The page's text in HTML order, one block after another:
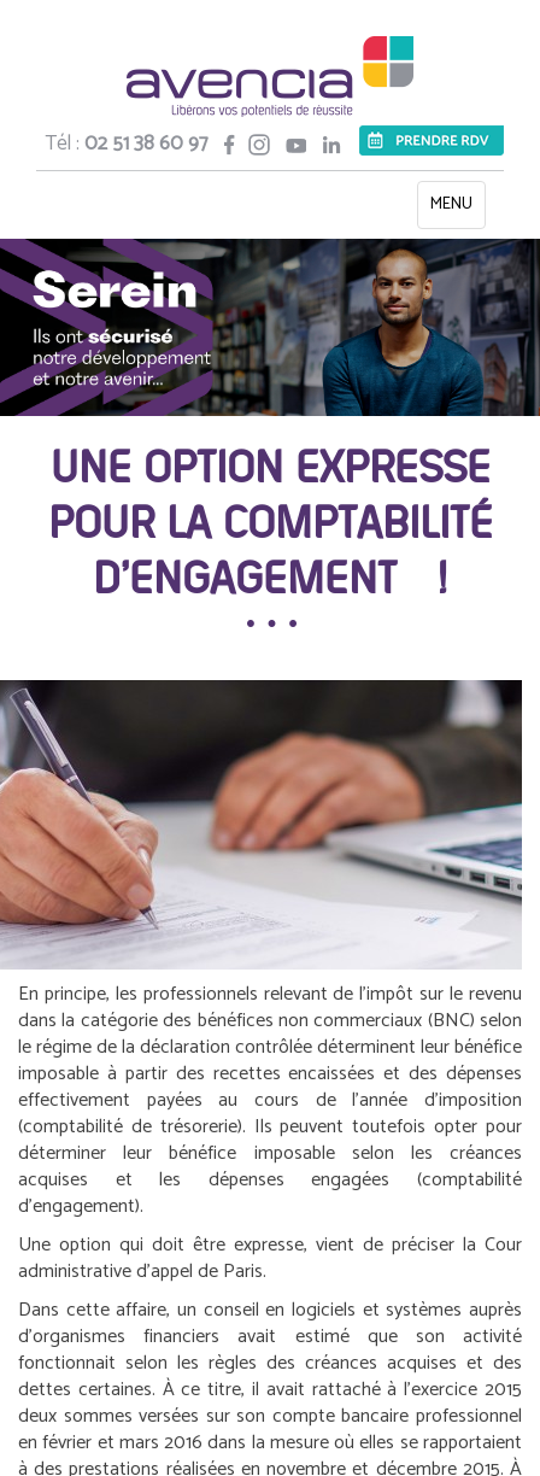
Tél :02 51 38 60 97
Toggle
navigation
MENU
UNE OPTION EXPRESSE
POUR LA COMPTABILITÉ
D’ENGAGEMENT !
En principe, les professionnels relevant de l’impôt sur le revenu
dans la catégorie des bénéfices non commerciaux (BNC) selon
le régime de la déclaration contrôlée déterminent leur bénéfice
imposable à partir des recettes encaissées et des dépenses
effectivement payées au cours de l’année d’imposition
(comptabilité de trésorerie). Ils peuvent toutefois opter pour
déterminer leur bénéfice imposable selon les créances
acquises et les dépenses engagées (comptabilité
d’engagement).
Une option qui doit être expresse, vient de préciser la Cour
administrative d’appel de Paris.
Dans cette affaire, un conseil en logiciels et systèmes auprès
d’organismes financiers avait estimé que son activité
fonctionnait selon les règles des créances acquises et des
dettes certaines. À ce titre, il avait rattaché à l’exercice 2015
deux sommes versées sur son compte bancaire professionnel
en février et mars 2016 dans la mesure où elles se rapportaient
à des prestations réalisées en novembre et décembre 2015. À